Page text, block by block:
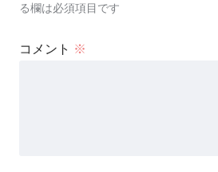
る欄は必須項目です
コメント ※